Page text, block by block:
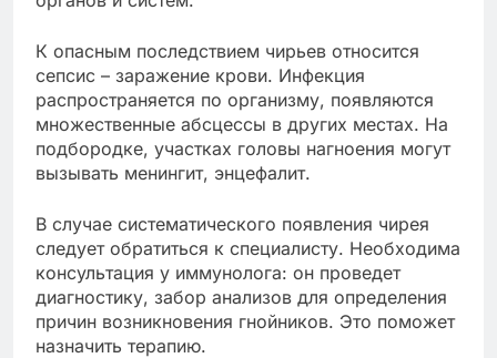
К опасным последствием чирьев относится
сепсис – заражение крови. Инфекция
распространяется по организму, появляются
множественные абсцессы в других местах. На
подбородке, участках головы нагноения могут
вызывать менингит, энцефалит.
В случае систематического появления чирея
следует обратиться к специалисту. Необходима
консультация у иммунолога: он проведет
диагностику, забор анализов для определения
причин возникновения гнойников. Это поможет
назначить терапию.